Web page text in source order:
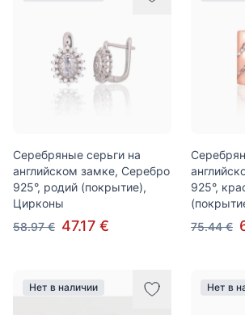
Серебряные серьги на
английском замке, Серебро
925°, родий (покрытие),
Цирконы
58.97 € 47.17 €
925°,
75.44 €
Нет в наличии Нет в